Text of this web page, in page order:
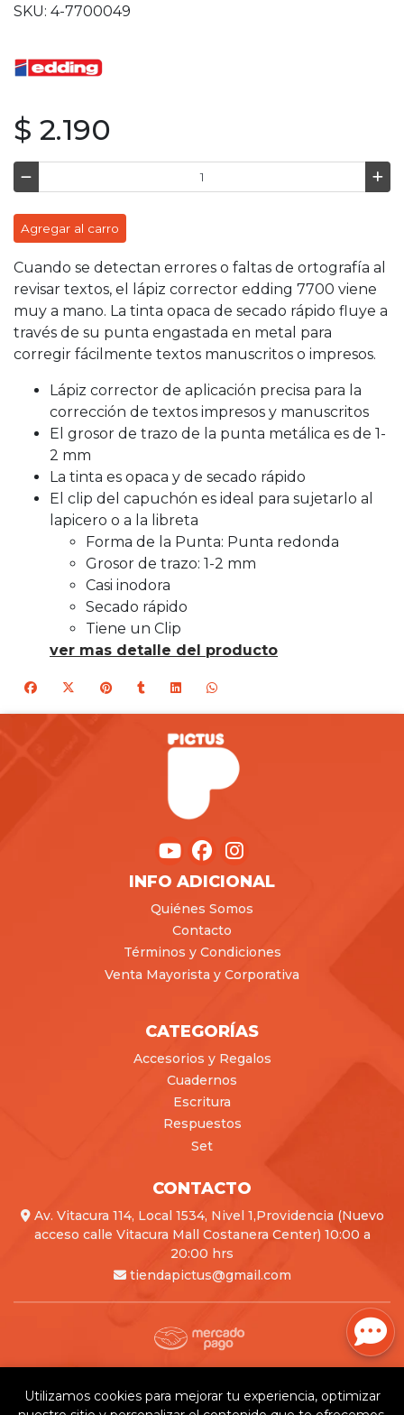
SKU: 4-7700049
$ 2.190
Agregar al carro
Cuando se detectan errores o faltas de ortografía al
revisar textos, el lápiz corrector edding 7700 viene
muy a mano. La tinta opaca de secado rápido fluye a
través de su punta engastada en metal para
corregir fácilmente textos manuscritos o impresos.
Lápiz corrector de aplicación precisa para la
corrección de textos impresos y manuscritos
El grosor de trazo de la punta metálica es de 1-
2 mm
La tinta es opaca y de secado rápido
El clip del capuchón es ideal para sujetarlo al
lapicero o a la libreta
Forma de la Punta: Punta redonda
Grosor de trazo: 1-2 mm
Casi inodora
Secado rápido
Tiene un Clip
ver mas detalle del producto
INFO ADICIONAL
Quiénes Somos
Contacto
Términos y Condiciones
Venta Mayorista y Corporativa
CATEGORÍAS
Accesorios y Regalos
Cuadernos
Escritura
Respuestos
Set
CONTACTO
Av. Vitacura 114, Local 1534, Nivel 1,Providencia (Nuevo
acceso calle Vitacura Mall Costanera Center) 10:00 a
20:00 hrs
tiendapictus@gmail.com
Creado porBsale
Utilizamos cookies para mejorar tu experiencia, optimizar